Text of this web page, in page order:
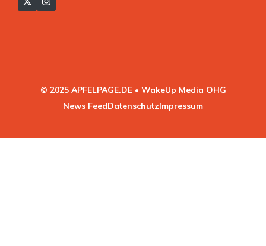
© 2025 APFELPAGE.DE • WakeUp Media OHG
News FeedDatenschutzImpressum